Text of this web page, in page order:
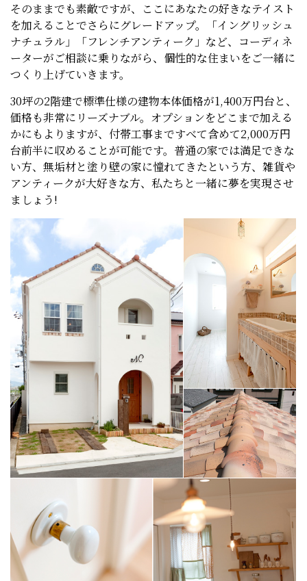
そのままでも素敵ですが、ここにあなたの好きなテイスト
を加えることでさらにグレードアップ。「イングリッシュ
ナチュラル」「フレンチアンティーク」など、コーディネ
ーターがご相談に乗りながら、個性的な住まいをご一緒に
つくり上げていきます。
30坪の2階建で標準仕様の建物本体価格が1,400万円台と、
価格も非常にリーズナブル。オプションをどこまで加える
かにもよりますが、付帯工事まですべて含めて2,000万円
台前半に収めることが可能です。普通の家では満足できな
い方、無垢材と塗り壁の家に憧れてきたという方、雑貨や
アンティークが大好きな方、私たちと一緒に夢を実現させ
ましょう!